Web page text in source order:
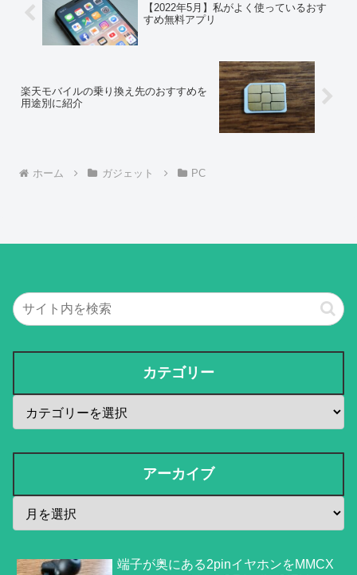
【2022年5月】私がよく使っているおす
すめ無料アプリ
楽天モバイルの乗り換え先のおすすめを
用途別に紹介
ホーム ガジェット PC
カテゴリー
アーカイブ
端子が奥にある2pinイヤホンをMMCX